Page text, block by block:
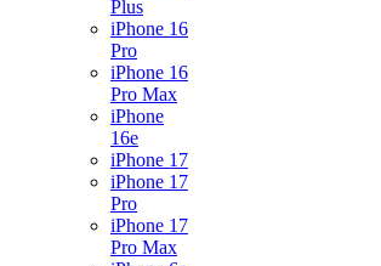
Plus
iPhone 16
Pro
iPhone 16
Pro Max
iPhone
16e
iPhone 17
iPhone 17
Pro
iPhone 17
Pro Max